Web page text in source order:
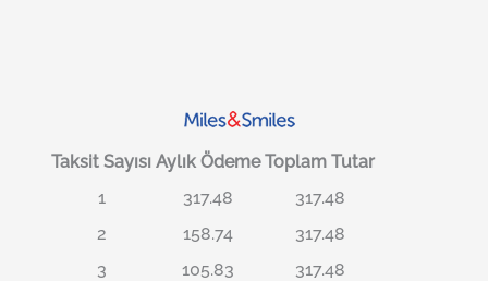
Taksit Sayısı Aylık Ödeme Toplam Tutar
1
317.48
317.48
2
158.74
317.48
3
105.83 317.48